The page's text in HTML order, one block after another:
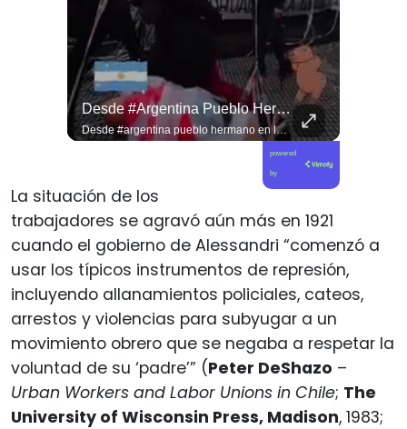
Desde #argentina Pueblo Hermano En La Lucha Contra El Sionismo @laneurona.
Desde #argentina pueblo hermano en la lucha contra el sionismo @laneurona.rebelde y rebelde un compacto de la acción directa ciudadana #noticias
powered
by
La situación de los
trabajadores se agravó aún más en 1921
cuando el gobierno de Alessandri “comenzó a
usar los típicos instrumentos de represión,
incluyendo allanamientos policiales, cateos,
arrestos y violencias para subyugar a un
movimiento obrero que se negaba a respetar la
voluntad de su ‘padre’” (Peter DeShazo –
Urban Workers and Labor Unions in Chile; The
University of Wisconsin Press, Madison, 1983;